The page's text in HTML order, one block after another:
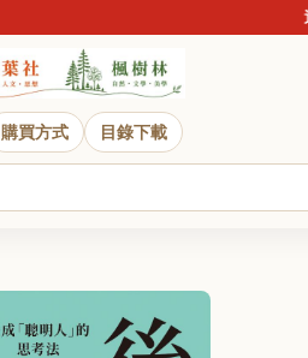
近日
購買方式 目錄下載